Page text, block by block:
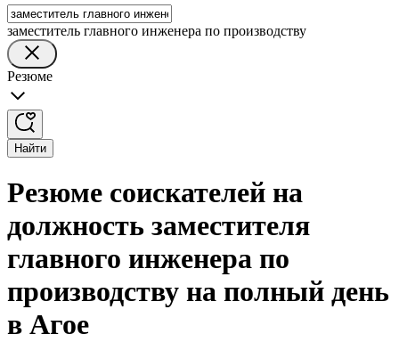
заместитель главного инженера по производству
Резюме
Найти
Резюме соискателей на
должность заместителя
главного инженера по
производству на полный день
в Агое